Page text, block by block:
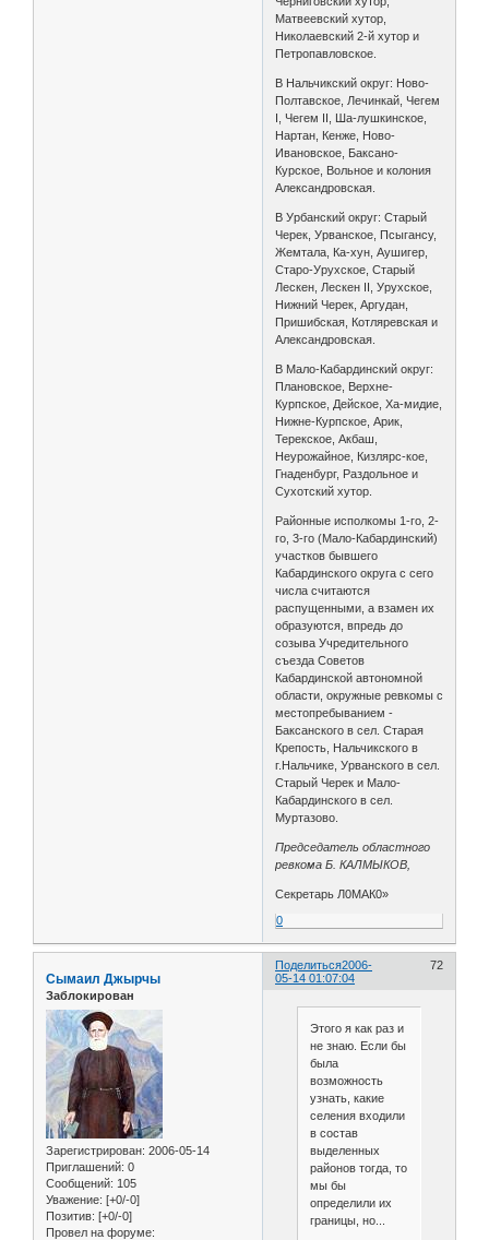
Матвеевский хутор,
Николаевский 2-й хутор и
Петропавловское.
В Нальчикский округ: Ново-
Полтавское, Лечинкай, Чегем
I, Чегем II, Ша-лушкинское,
Нартан, Кенже, Ново-
Ивановское, Баксано-
Курское, Вольное и колония
Александровская.
В Урбанский округ: Старый
Черек, Урванское, Псыгансу,
Жемтала, Ка-хун, Аушигер,
Старо-Урухское, Старый
Лескен, Лескен II, Урухское,
Нижний Черек, Аргудан,
Пришибская, Котляревская и
Александровская.
В Мало-Кабардинский округ:
Плановское, Верхне-
Курпское, Дейское, Ха-мидие,
Нижне-Курпское, Арик,
Терекское, Акбаш,
Неурожайное, Кизлярс-кое,
Гнаденбург, Раздольное и
Сухотский хутор.
Районные исполкомы 1-го, 2-
го, 3-го (Мало-Кабардинский)
участков бывшего
Кабардинского округа с сего
числа считаются
распущенными, а взамен их
образуются, впредь до
созыва Учредительного
съезда Советов
Кабардинской автономной
области, окружные ревкомы с
местопребыванием -
Баксанского в сел. Старая
Крепость, Нальчикского в
г.Нальчике, Урванского в сел.
Старый Черек и Мало-
Кабардинского в сел.
Муртазово.
Председатель областного
ревкома Б. КАЛМЫКОВ,
Секретарь Л0МАК0»
0
Поделиться 72
2006-
05-14 01:07:04
Сымаил Джырчы
Заблокирован
Зарегистрирован: 2006-05-14
Приглашений: 0
Сообщений: 105
Уважение: [+0/-0]
Позитив: [+0/-0]
Провел на форуме:
Этого я как раз и
не знаю. Если бы
была
возможность
узнать, какие
селения входили
в состав
выделенных
районов тогда, то
мы бы
определили их
границы, но...